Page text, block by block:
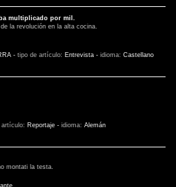
multiplicado por mil.
la revolución en la alta cocina.
- tipo de artículo: Entrevista - idioma: Castellano
artículo: Reportaje - idioma: Alemán
montati la testa.